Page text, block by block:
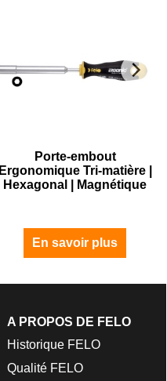
Porte-embout
Ergonomique Tri-matière |
Hexagonal | Magnétique
En savoir plus
A PROPOS DE FELO
Historique FELO
Qualité FELO